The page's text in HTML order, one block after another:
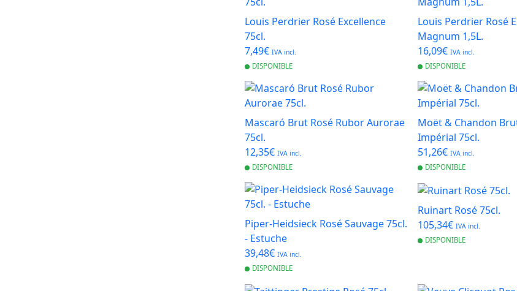
Louis Perdrier Rosé Excellence
75cl.
7,49€ IVA incl.
DISPONIBLE
Louis Perdrier Rosé
Magnum 1,5L.
16,09€IVA incl.
DISPONIBLE
Mascaró Brut Rosé Rubor Aurorae
75cl.
12,35€ IVA incl.
DISPONIBLE
Moët & Chandon
Impérial 75cl.
51,26€IVA incl.
DISPONIBLE
Piper-Heidsieck Rosé Sauvage 75cl.
- Estuche
39,48€ IVA incl.
DISPONIBLE
Ruinart Rosé 75cl.
105,34€IVA incl.
DISPONIBLE